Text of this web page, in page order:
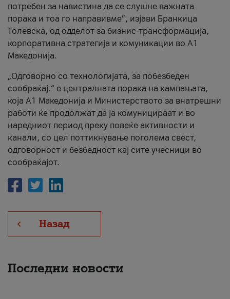
потребен за навистина да се слушне важната
порака и тоа го направивме”, изјави Бранкица
Толевска, од одделот за бизнис-трансформација,
корпоративна стратегија и комуникации во А1
Македонија.
„Одговорно со технологијата, за побезбеден
сообраќај.“ е централната порака на кампањата,
која A1 Македонија и Министерството за внатрешни
работи ќе продолжат да ја комуницираат и во
наредниот период преку повеќе активности и
канали, со цел поттикнување поголема свест,
одговорност и безбедност кај сите учесници во
сообраќајот.
Назад
Последни новости